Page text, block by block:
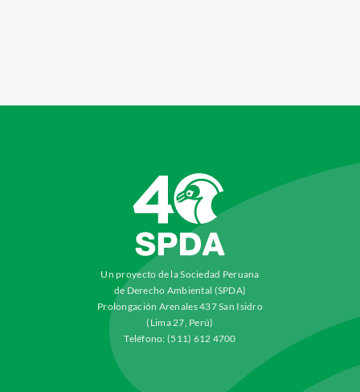
Un proyecto de la Sociedad Peruana
de Derecho Ambiental (SPDA)
Prolongación Arenales 437 San Isidro
(Lima 27, Perú)
Teléfono: (511) 612 4700